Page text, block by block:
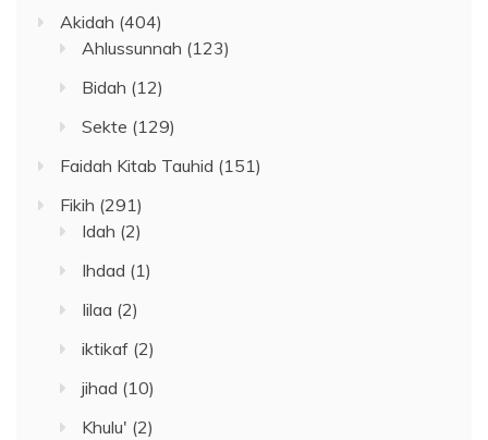
Akidah (404)
Ahlussunnah (123)
Bidah (12)
Sekte (129)
Faidah Kitab Tauhid (151)
Fikih (291)
Idah (2)
Ihdad (1)
Iilaa (2)
iktikaf (2)
jihad (10)
Khulu' (2)